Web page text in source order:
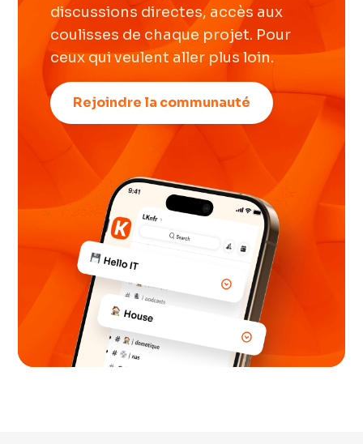
discussions directes, accès aux
coulisses de chaque projet. Pour
ceux qui veulent aller plus loin.
Rejoindre la communauté